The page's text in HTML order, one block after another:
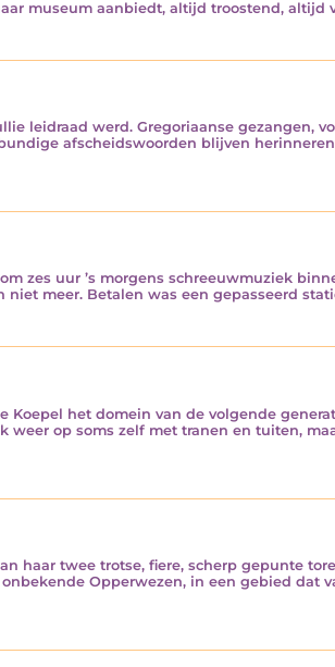
museum aanbiedt, altijd troostend, altijd
leidraad werd. Gregoriaanse gezangen,
afscheidswoorden blijven
zes uur ’s morgens schreeuwmuziek
meer. Betalen was een gepasseerd
Koepel het domein van de volgende
weer op soms zelf met tranen en tuiten,
haar twee trotse, fiere, scherp gepunte
Opperwezen, in een gebied dat